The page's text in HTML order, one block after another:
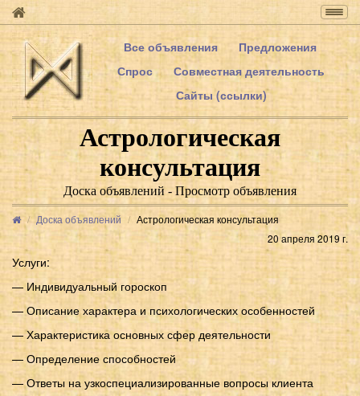
Все объявления
Предложения
Спрос
Совместная деятельность
Сайты (ссылки)
Астрологическая
консультация
Доска объявлений - Просмотр объявления
Доска объявлений
Астрологическая консультация
20 апреля 2019 г.
Услуги:
— Индивидуальный гороскоп
— Описание характера и психологических особенностей
— Характеристика основных сфер деятельности
— Определение способностей
— Ответы на узкоспециализированные вопросы клиента